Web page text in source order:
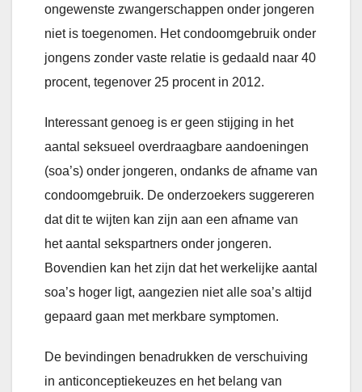
ongewenste zwangerschappen onder jongeren
niet is toegenomen. Het condoomgebruik onder
jongens zonder vaste relatie is gedaald naar 40
procent, tegenover 25 procent in 2012.
Interessant genoeg is er geen stijging in het
aantal seksueel overdraagbare aandoeningen
(soa’s) onder jongeren, ondanks de afname van
condoomgebruik. De onderzoekers suggereren
dat dit te wijten kan zijn aan een afname van
het aantal sekspartners onder jongeren.
Bovendien kan het zijn dat het werkelijke aantal
soa’s hoger ligt, aangezien niet alle soa’s altijd
gepaard gaan met merkbare symptomen.
De bevindingen benadrukken de verschuiving
in anticonceptiekeuzes en het belang van